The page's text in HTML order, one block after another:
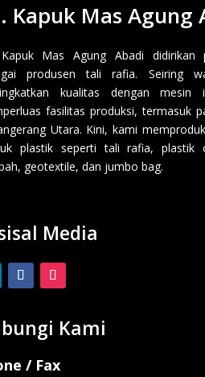
Kapuk Mas Agung
Mas Agung Abadi didirikan
produsen tali rafia. Seiring
kualitas dengan mesin
fasilitas produksi, termasuk
Utara. Kini, kami
plastik seperti tali rafia, plastik
geotextile, dan jumbo bag.
Media
Kami
/ Fax